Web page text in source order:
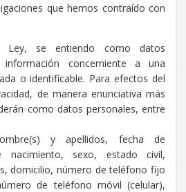
que hemos contraído con
se entiendo como datos
información concerniente a una
o identificable. Para efectos del
de manera enunciativa más
como datos personales, entre
y apellidos, fecha de
nacimiento, sexo, estado civil,
domicilio, número de teléfono fijo
de teléfono móvil (celular),